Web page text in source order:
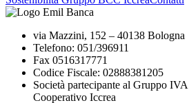
via Mazzini, 152 – 40138 Bologna
Telefono: 051/396911
Fax 0516317771
Codice Fiscale: 02888381205
Società partecipante al Gruppo
Cooperativo Iccrea